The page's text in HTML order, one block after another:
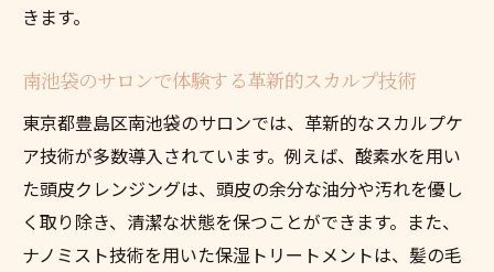
きます。
南池袋のサロンで体験する革新的スカルプ技術
東京都豊島区南池袋のサロンでは、革新的なスカルプケ
ア技術が多数導入されています。例えば、酸素水を用い
た頭皮クレンジングは、頭皮の余分な油分や汚れを優し
く取り除き、清潔な状態を保つことができます。また、
ナノミスト技術を用いた保湿トリートメントは、髪の毛